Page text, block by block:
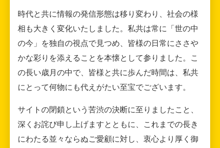
時代と共に情報の発信形態は移り変わり、社会の様
相も大きく変化いたしました。私共は常に「世の中
の今」を独自の視点で見つめ、皆様の日常にささや
かな彩りを添えることを本懐として参りました。こ
の長い歳月の中で、皆様と共に歩んだ時間は、私共
にとって何物にも代えがたい至宝でございます。
サイトの閉鎖という苦渋の決断に至りましたこと、
深くお詫び申し上げますとともに、これまでの長き
にわたる並々ならぬご愛顧に対し、衷心より厚く御